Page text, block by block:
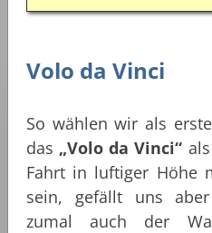
Volo da Vinci
So wählen wir als
das „Volo da Vinci“
Fahrt in luftiger Höhe
sein, gefällt uns
zumal auch der